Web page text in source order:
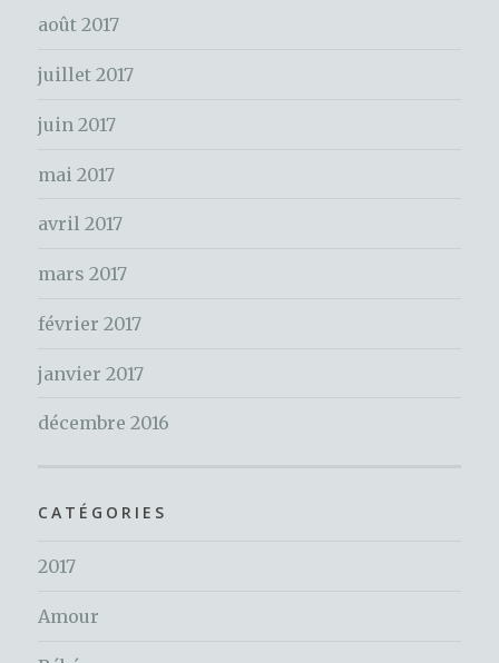
e
:
août 2017
juillet 2017
juin 2017
mai 2017
avril 2017
mars 2017
février 2017
janvier 2017
décembre 2016
CATÉGORIES
2017
Amour